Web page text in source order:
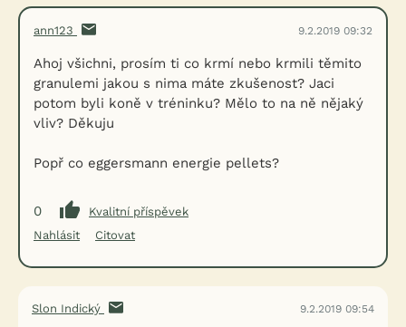
ann123 9.2.2019 09:32
Ahoj všichni, prosím ti co krmí nebo krmili těmito
granulemi jakou s nima máte zkušenost? Jaci
potom byli koně v tréninku? Mělo to na ně nějaký
vliv? Děkuju
Popř co eggersmann energie pellets?
0
Kvalitní příspěvek
Nahlásit
Citovat
Slon Indický 9.2.2019 09:54